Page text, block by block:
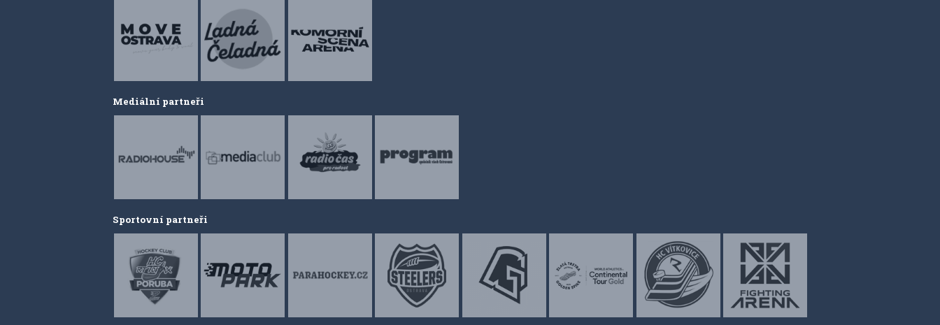
Mediální partneři
Sportovní partneři